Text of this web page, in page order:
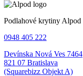
Podlahové krytiny Alpod
0948 405 222
Devínska Nová Ves 7464
821 07 Bratislava
(Squarebizz Objekt A)